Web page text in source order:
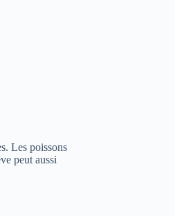
Les poissons
peut aussi